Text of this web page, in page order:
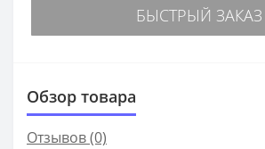
БЫСТРЫЙ ЗАКАЗ
Обзор товара
Отзывов (0)